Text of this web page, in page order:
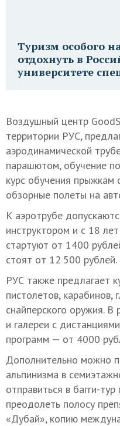
Туризм особого
отдохнуть в
университете
Воздушный центр
территории РУС,
аэродинамической
парашютом, обучение
курс обучения
обзорные полеты на
К аэротрубе
инструктором и с 18
стартуют от 1400
стоят от 12 500 рублей.
РУС также предлагает
пистолетов, карабинов,
снайперского оружия.
и галереи с
программ — от 4000
Дополнительно можно
альпинизма в
отправиться в багги-
преодолеть полосу
«Дубай», копию